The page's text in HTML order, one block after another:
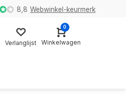
8,8 Webwinkel-keurmerk
Verlanglijst
0
Winkelwagen